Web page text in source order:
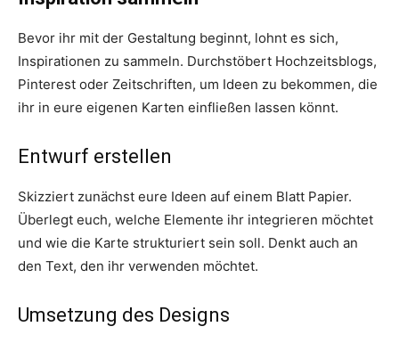
Bevor ihr mit der Gestaltung beginnt, lohnt es sich,
Inspirationen zu sammeln. Durchstöbert Hochzeitsblogs,
Pinterest oder Zeitschriften, um Ideen zu bekommen, die
ihr in eure eigenen Karten einfließen lassen könnt.
Entwurf erstellen
Skizziert zunächst eure Ideen auf einem Blatt Papier.
Überlegt euch, welche Elemente ihr integrieren möchtet
und wie die Karte strukturiert sein soll. Denkt auch an
den Text, den ihr verwenden möchtet.
Umsetzung des Designs